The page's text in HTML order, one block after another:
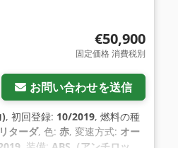
€50,900
固定価格 消費税別
お問い合わせを送信
), 初回登録: 10/2019, 燃料の種
リターダ, 色: 赤, 変速方式: オー